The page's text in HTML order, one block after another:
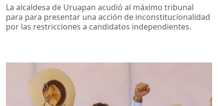
La alcaldesa de Uruapan acudió al máximo tribunal
para para presentar una acción de inconstitucionalidad
por las restricciones a candidatos independientes.